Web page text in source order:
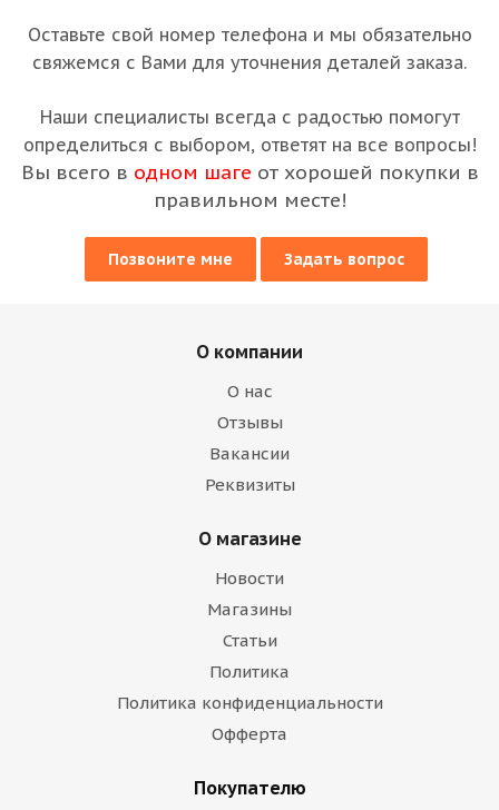
Оставьте свой номер телефона и мы обязательно
свяжемся с Вами для уточнения деталей заказа.
Наши специалисты всегда с радостью помогут
определиться с выбором, ответят на все вопросы!
Вы всего в одном шаге от хорошей покупки в
правильном месте!
Позвоните мне Задать вопрос
О компании
О нас
Отзывы
Вакансии
Реквизиты
О магазине
Новости
Магазины
Статьи
Политика
Политика конфиденциальности
Офферта
Покупателю